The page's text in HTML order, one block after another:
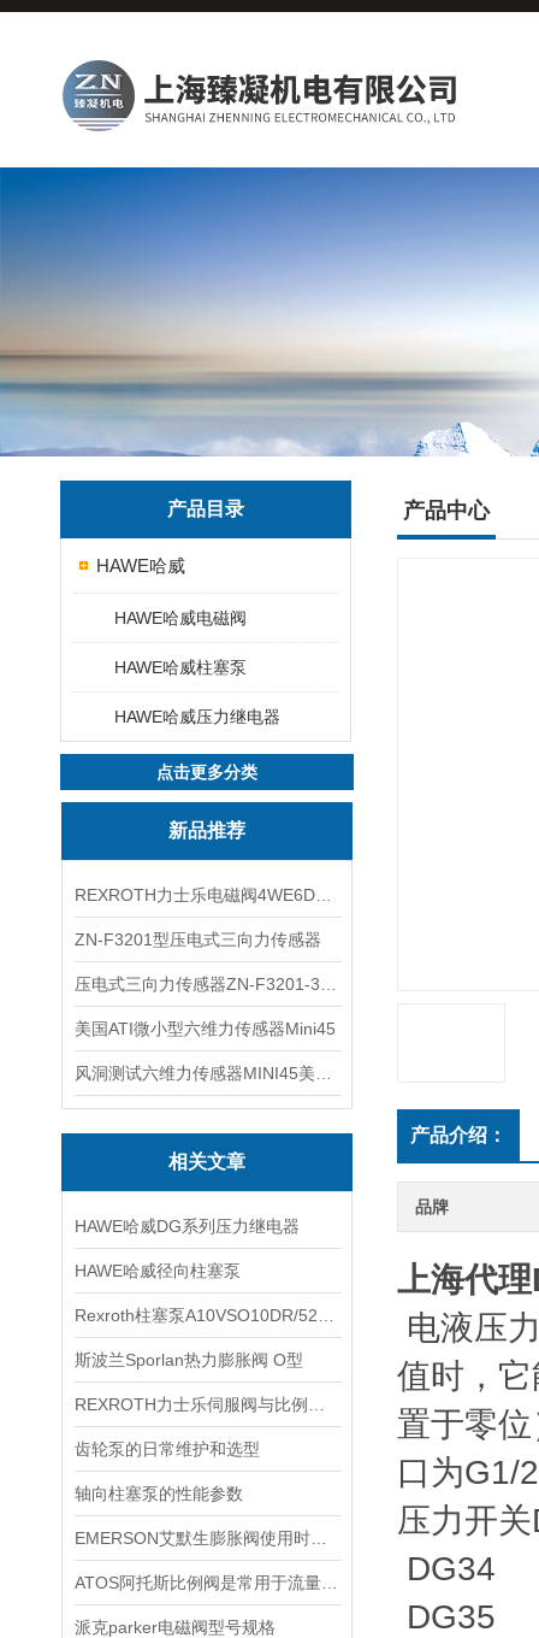
产品目录
HAWE哈威
HAWE哈威电磁阀
HAWE哈威柱塞泵
HAWE哈威压力继电器
点击更多分类
新品推荐
ZN-F3201型压电式三向力传感器
美国ATI微小型六维力传感器Mini45
相关文章
HAWE哈威DG系列压力继电器
HAWE哈威径向柱塞泵
斯波兰Sporlan热力膨胀阀 O型
齿轮泵的日常维护和选型
轴向柱塞泵的性能参数
派克parker电磁阀型号规格
产品中心
产品介绍：
品牌
上海代
电液压
值时，
置于零
口为G1/
压力开
DG34
DG35